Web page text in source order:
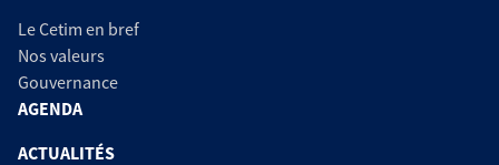
Le Cetim en bref
Nos valeurs
Gouvernance
AGENDA
ACTUALITÉS